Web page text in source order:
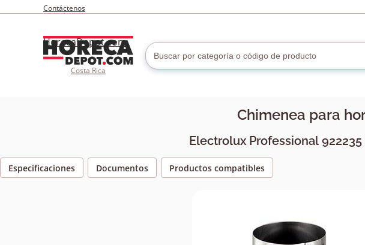
Contáctenos
HorecaDepot.com
Costa Rica
Chimenea para
Electrolux Professional 922235
Especificaciones Documentos Productos compatibles